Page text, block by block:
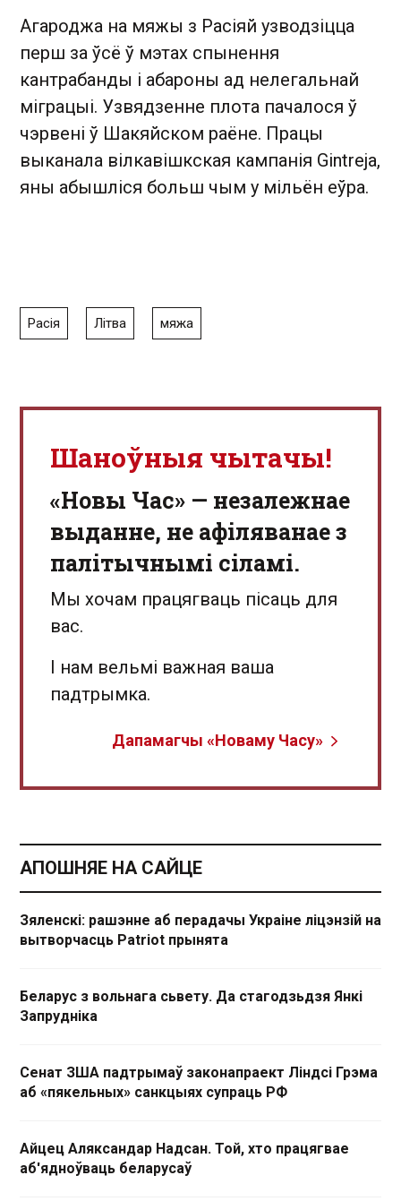
Агароджа на мяжы з Расіяй узводзіцца
перш за ўсё ў мэтах спынення
кантрабанды і абароны ад нелегальнай
міграцыі. Узвядзенне плота пачалося ў
чэрвені ў Шакяйском раёне. Працы
выканала вілкавішкская кампанія Gintreja,
яны абышліся больш чым у мільён еўра.
Расія Літва мяжа
Шаноўныя чытачы!
«Новы Час» — незалежнае
выданне, не афіляванае з
палітычнымі сіламі.
Мы хочам працягваць пісаць для
вас.
І нам вельмі важная ваша
падтрымка.
Дапамагчы «Новаму Часу»
АПОШНЯЕ НА САЙЦЕ
Зяленскі: рашэнне аб перадачы Украіне ліцэнзій на
вытворчасць Patriot прынята
Беларус з вольнага сьвету. Да стагодзьдзя Янкі
Запрудніка
Сенат ЗША падтрымаў законапраект Ліндсі Грэма
аб «пякельных» санкцыях супраць РФ
Айцец Аляксандар Надсан. Той, хто працягвае
аб'ядноўваць беларусаў